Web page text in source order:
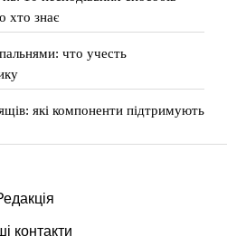
хто знає
что учесть
які компоненти підтримують
контакти